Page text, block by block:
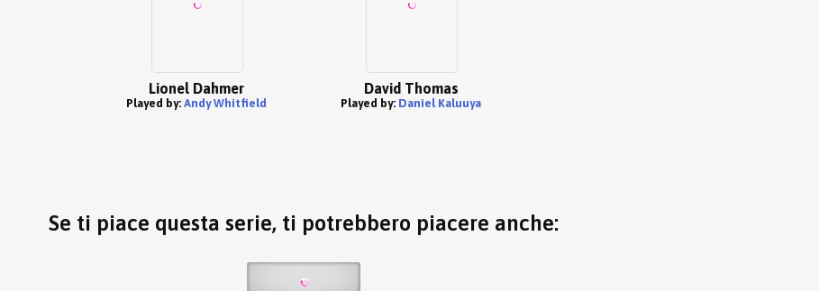
Lionel Dahmer
Played by: Andy Whitfield
David Thomas
Played by: Daniel Kaluuya
Se ti piace questa serie, ti potrebbero piacere anche: